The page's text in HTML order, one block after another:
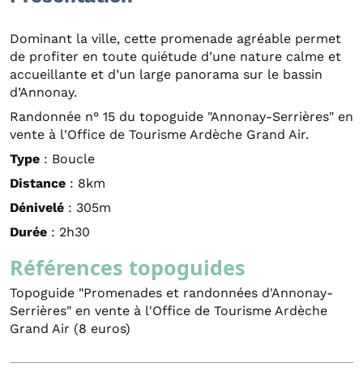
Dominant la ville, cette promenade agréable permet
de profiter en toute quiétude d’une nature calme et
accueillante et d’un large panorama sur le bassin
d’Annonay.
Randonnée n° 15 du topoguide "Annonay-Serrières" en
vente à l'Office de Tourisme Ardèche Grand Air.
Type : Boucle
Distance : 8km
Dénivelé : 305m
Durée : 2h30
Références topoguides
Topoguide "Promenades et randonnées d'Annonay-
Serrières" en vente à l'Office de Tourisme Ardèche
Grand Air (8 euros)